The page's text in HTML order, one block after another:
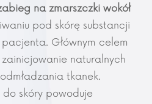
na zmarszczki wokół
pod skórę substancji
pacjenta. Głównym celem
naturalnych
tkanek.
skóry powoduje